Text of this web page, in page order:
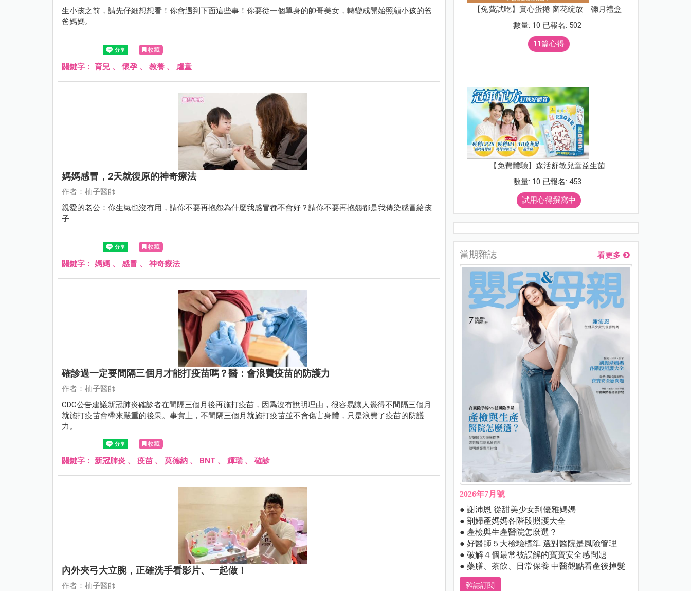
生小孩之前，請先仔細想想看！你會遇到下面這些事！你要從一個單身的帥哥美女，轉變成開始照顧小孩的爸
爸媽媽。
收藏
關鍵字： 育兒 、懷孕 、 教養 、 虐童
媽媽感冒，2天就復原的神奇療法
作者：柚子醫師
親愛的老公：你生氣也沒有用，請你不要再抱怨為什麼我感冒都不會好？請你不要再抱怨都是我傳染感冒給孩
子
收藏
關鍵字： 媽媽 、 感冒 、 神奇療法
確診過一定要間隔三個月才能打疫苗嗎？醫：會浪費疫苗的防護力
作者：柚子醫師
CDC公告建議新冠肺炎確診者在間隔三個月後再施打疫苗，因爲沒有說明理由，很容易讓人覺得不間隔三個月
就施打疫苗會帶來嚴重的後果。事實上，不間隔三個月就施打疫苗並不會傷害身體，只是浪費了疫苗的防護
力。
收藏
關鍵字： 新冠肺炎 、 疫苗 、 莫德納 、 BNT 、 輝瑞 、 確診
內外夾弓大立腕，正確洗手看影片、一起做！
作者：柚子醫師
【免費試吃】實心蛋捲 窗花綻放｜彌月禮盒
數量: 10 已報名: 502
11篇心得
【免費體驗】森活舒敏兒童益生菌
數量: 10 已報名: 453
試用心得撰寫中
當期雜誌 看更多
2026年7月號
● 謝沛恩 從甜美少女到優雅媽媽
● 剖婦產媽媽各階段照護大全
● 產檢與生產醫院怎麼選？
● 好醫師５大檢驗標準 選對醫院是風險管理
● 破解４個最常被誤解的寶寶安全感問題
● 藥膳、茶飲、日常保養 中醫觀點看產後掉髮
雜誌訂閱